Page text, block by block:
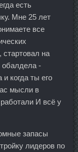
есть
Мне 25 лет
все
стартовал на
обалдела -
когда ты его
мысли в
И всё у
запасы
лидеров по